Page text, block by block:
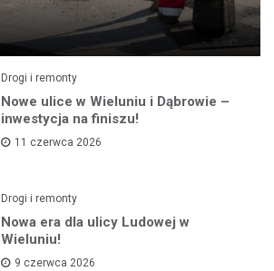
Drogi i remonty
Nowe ulice w Wieluniu i Dąbrowie –
inwestycja na finiszu!
11 czerwca 2026
Drogi i remonty
Nowa era dla ulicy Ludowej w
Wieluniu!
9 czerwca 2026